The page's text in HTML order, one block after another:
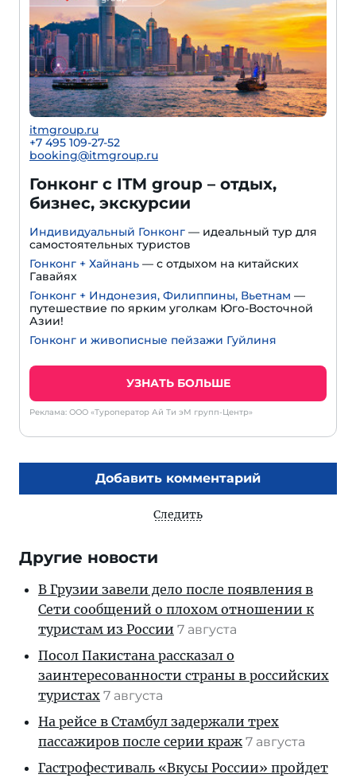
itmgroup.ru
+7 495 109-27-52
booking@itmgroup.ru
Гонконг с ITM group – отдых,
бизнес, экскурсии
Индивидуальный Гонконг — идеальный тур для
самостоятельных туристов
Гонконг + Хайнань — с отдыхом на китайских
Гавайях
Гонконг + Индонезия, Филиппины, Вьетнам —
путешествие по ярким уголкам Юго-Восточной
Азии!
Гонконг и живописные пейзажи Гуйлиня
УЗНАТЬ БОЛЬШЕ
Реклама: ООО «Туроператор Ай Ти эМ групп-Центр»
Добавить комментарий
Следить
Другие новости
В Грузии завели дело после появления в
Сети сообщений о плохом отношении к
туристам из России 7 августа
Посол Пакистана рассказал о
заинтересованности страны в российских
туристах 7 августа
На рейсе в Стамбул задержали трех
пассажиров после серии краж 7 августа
Гастрофестиваль «Вкусы России» пройдет